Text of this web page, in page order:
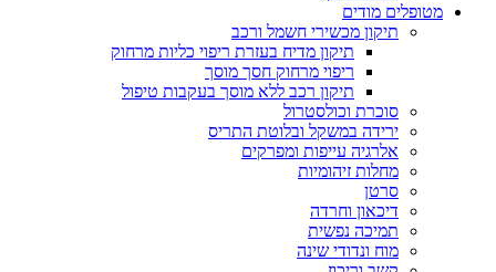
מטופלים מודים
תיקון מכשירי חשמל ורכב
תיקון מדיח בעזרת ריפוי כליות מרחוק
ריפוי מרחוק חסך מוסך
תיקון רכב ללא מוסך בעקבות טיפול
סוכרת וכולסטרול
ירידה במשקל ובלוטת התריס
אלרגיה עייפות ומפרקים
מחלות זיהומיות
סרטן
דיכאון וחרדה
תמיכה נפשית
מוח ונדודי שינה